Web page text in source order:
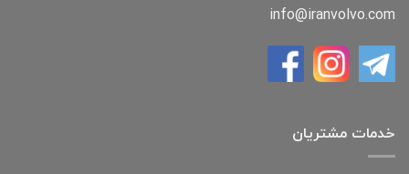
info@iranvolvo.com
خدمات مشتریان